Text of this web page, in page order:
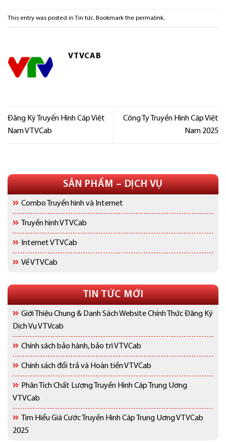
SẢN PHẨM – DỊCH VỤ
Combo Truyền hình và Internet
Truyền hình VTVCab
Internet VTVCab
Về VTVCab
TIN TỨC MỚI
Giới Thiệu Chung & Danh Sách Website Chính Thức Đăng Ký
Dịch Vụ VTVcab
Chính sách bảo hành, bảo trì VTVCab
Chính sách đổi trả và Hoàn tiền VTVCab
Phân Tích Chất Lượng Truyền Hình Cáp Trung Uơng
VTVCab
Tìm Hiểu Giá Cước Truyền Hình Cáp Trung Uơng VTVCab
2025
This entry was posted in Tin tức. Bookmark the permalink.
VTVCAB
Đăng Ký Truyền Hình Cáp Việt
Nam VTVCab
Công Ty Truyền Hình Cáp Việt
Nam 2025